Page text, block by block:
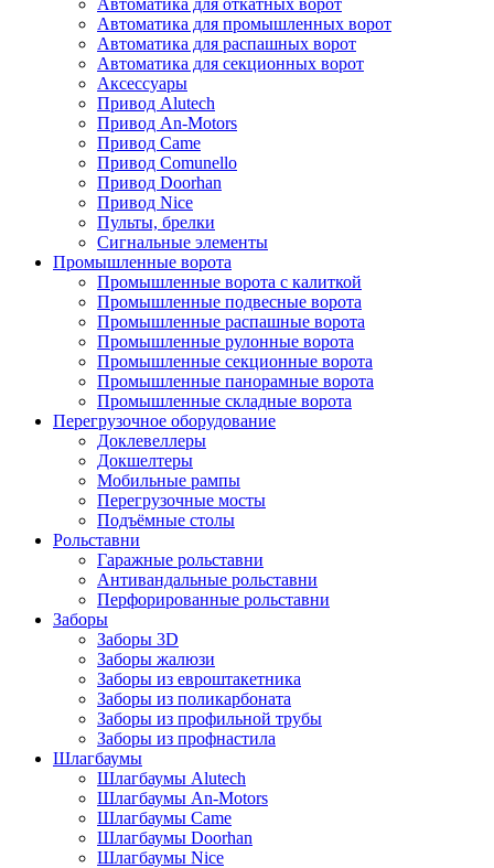
Автоматика для откатных ворот
Автоматика для промышленных ворот
Автоматика для распашных ворот
Автоматика для секционных ворот
Аксессуары
Привод Alutech
Привод An-Motors
Привод Came
Привод Comunello
Привод Doorhan
Привод Nice
Пульты, брелки
Сигнальные элементы
Промышленные ворота
Промышленные ворота с калиткой
Промышленные подвесные ворота
Промышленные распашные ворота
Промышленные рулонные ворота
Промышленные секционные ворота
Промышленные панорамные ворота
Промышленные складные ворота
Перегрузочное оборудование
Доклевеллеры
Докшелтеры
Мобильные рампы
Перегрузочные мосты
Подъёмные столы
Рольставни
Гаражные рольставни
Антивандальные рольставни
Перфорированные рольставни
Заборы
Заборы 3D
Заборы жалюзи
Заборы из евроштакетника
Заборы из поликарбоната
Заборы из профильной трубы
Заборы из профнастила
Шлагбаумы
Шлагбаумы Alutech
Шлагбаумы An-Motors
Шлагбаумы Came
Шлагбаумы Doorhan
Шлагбаумы Nice